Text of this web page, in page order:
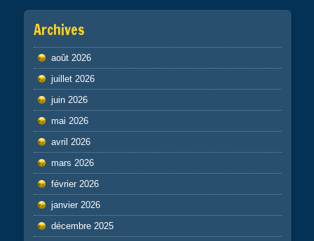
Archives
août 2026
juillet 2026
juin 2026
mai 2026
avril 2026
mars 2026
février 2026
janvier 2026
décembre 2025